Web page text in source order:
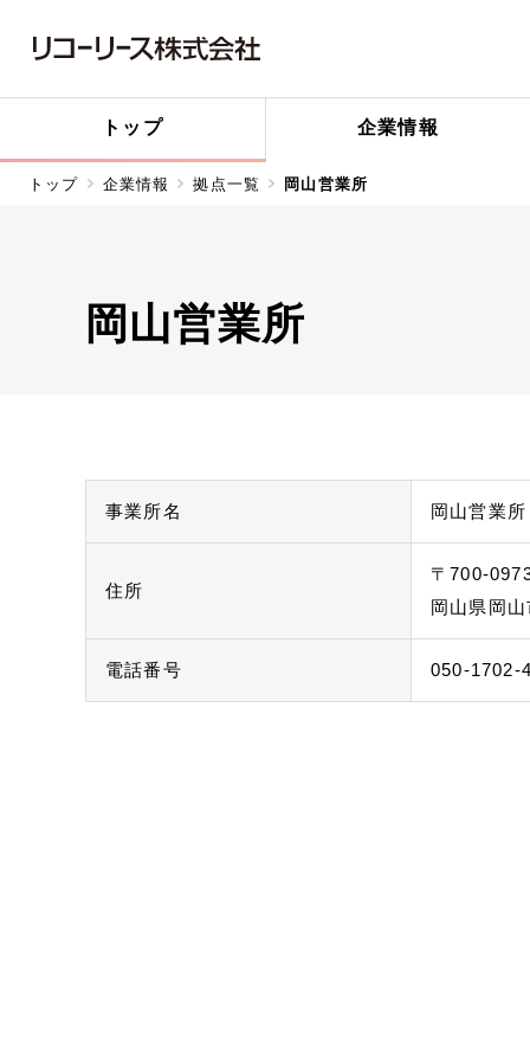
トップ 企業情報
トップ 企業情報 拠点一覧 岡山営業所
岡山営業所
事業所名 岡山営業所
住所
〒700-
岡山県岡
電話番号 050-1702-